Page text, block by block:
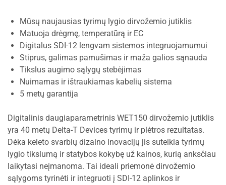
Mūsų naujausias tyrimų lygio dirvožemio jutiklis
Matuoja drėgmę, temperatūrą ir EC
Digitalus SDI-12 lengvam sistemos integruojamumui
Stiprus, galimas pamušimas ir maža galios sąnauda
Tikslus augimo sąlygų stebėjimas
Nuimamas ir ištraukiamas kabelių sistema
5 metų garantija
Digitalinis daugiaparametrinis WET150 dirvožemio jutiklis
yra 40 metų Delta-T Devices tyrimų ir plėtros rezultatas.
Dėka keleto svarbių dizaino inovacijų jis suteikia tyrimų
lygio tikslumą ir statybos kokybę už kainos, kurią anksčiau
laikytasi neįmanoma. Tai ideali priemonė dirvožemio
sąlygoms tyrinėti ir integruoti į SDI-12 aplinkos ir